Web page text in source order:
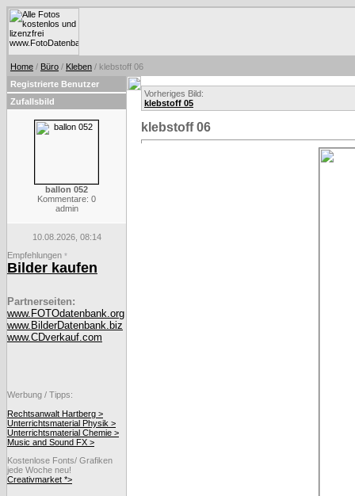
Home / Büro / Kleben / klebstoff 06
Registrierte Benutzer
Zufallsbild
ballon 052
Kommentare: 0
admin
10.08.2026, 08:14
Empfehlungen *
Bilder kaufen
Partnerseiten:
www.FOTOdatenbank.org
www.BilderDatenbank.biz
www.CDverkauf.com
Werbung / Tipps:
Rechtsanwalt Hartberg >
Unterrichtsmaterial Physik >
Unterrichtsmaterial Chemie >
Music and Sound FX >
Kostenlose Fonts/ Grafiken
jede Woche neu!
Creativmarket *>
Vorheriges Bild:
klebstoff 05
klebstoff 06